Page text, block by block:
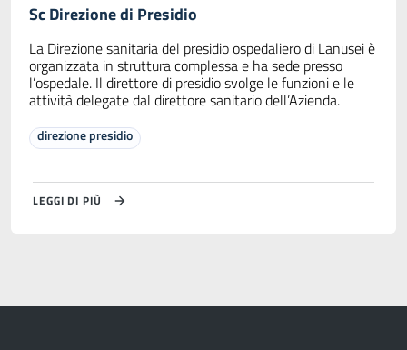
Sc Direzione di Presidio
La Direzione sanitaria del presidio ospedaliero di Lanusei è
organizzata in struttura complessa e ha sede presso
l’ospedale. Il direttore di presidio svolge le funzioni e le
attività delegate dal direttore sanitario dell’Azienda.
direzione presidio
LEGGI DI PIÙ